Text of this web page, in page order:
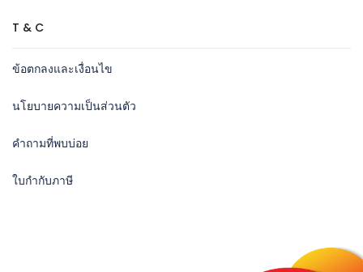
T & C
ข้อตกลงและเงื่อนไข
นโยบายความเป็นส่วนตัว
คำถามที่พบบ่อย
ใบกำกับภาษี